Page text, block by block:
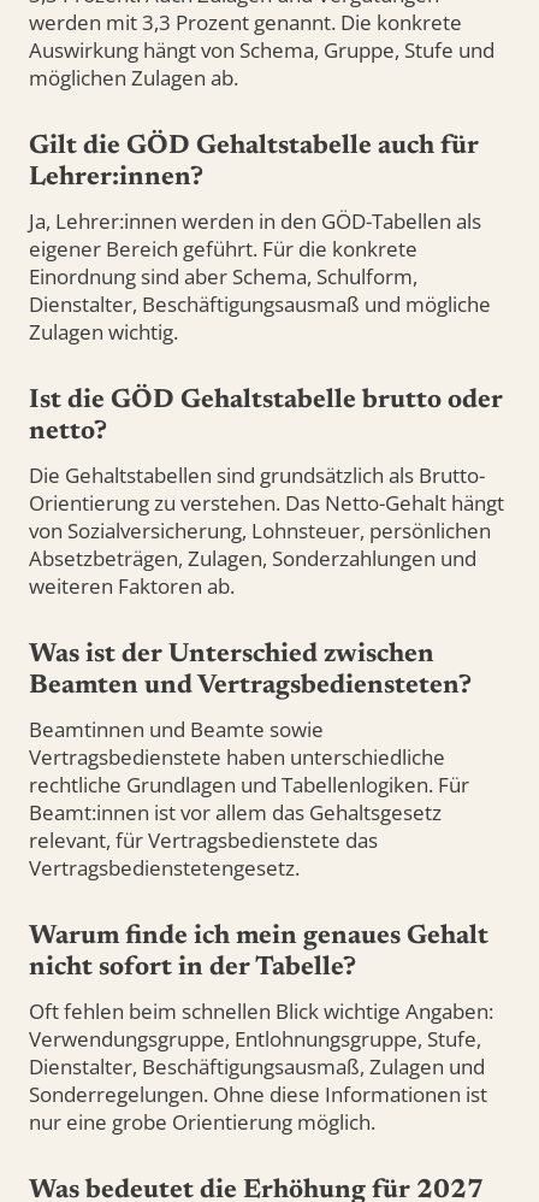
werden mit 3,3 Prozent genannt. Die konkrete
Auswirkung hängt von Schema, Gruppe, Stufe und
möglichen Zulagen ab.
Gilt die GÖD Gehaltstabelle auch für
Lehrer:innen?
Ja, Lehrer:innen werden in den GÖD-Tabellen als
eigener Bereich geführt. Für die konkrete
Einordnung sind aber Schema, Schulform,
Dienstalter, Beschäftigungsausmaß und mögliche
Zulagen wichtig.
Ist die GÖD Gehaltstabelle brutto oder
netto?
Die Gehaltstabellen sind grundsätzlich als Brutto-
Orientierung zu verstehen. Das Netto-Gehalt hängt
von Sozialversicherung, Lohnsteuer, persönlichen
Absetzbeträgen, Zulagen, Sonderzahlungen und
weiteren Faktoren ab.
Was ist der Unterschied zwischen
Beamten und Vertragsbediensteten?
Beamtinnen und Beamte sowie
Vertragsbedienstete haben unterschiedliche
rechtliche Grundlagen und Tabellenlogiken. Für
Beamt:innen ist vor allem das Gehaltsgesetz
relevant, für Vertragsbedienstete das
Vertragsbedienstetengesetz.
Warum finde ich mein genaues Gehalt
nicht sofort in der Tabelle?
Oft fehlen beim schnellen Blick wichtige Angaben:
Verwendungsgruppe, Entlohnungsgruppe, Stufe,
Dienstalter, Beschäftigungsausmaß, Zulagen und
Sonderregelungen. Ohne diese Informationen ist
nur eine grobe Orientierung möglich.
Was bedeutet die Erhöhung für 2027